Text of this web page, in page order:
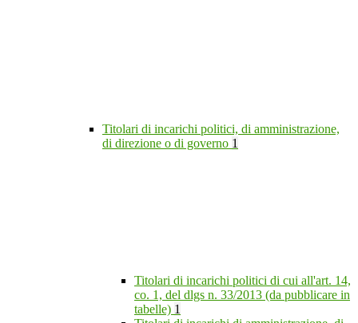
Titolari di incarichi politici, di amministrazione,
di direzione o di governo 1
Titolari di incarichi politici di cui all'art. 14,
co. 1, del dlgs n. 33/2013 (da pubblicare in
tabelle) 1